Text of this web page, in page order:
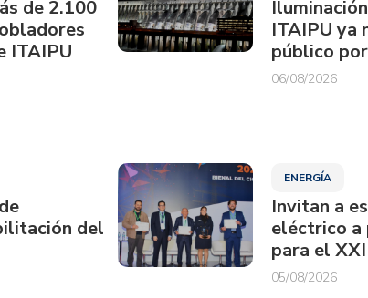
de 2.100
ITAIPU
ITAIPU ya
público
06/08/2026
del
ENERGÍA
Invitan a
eléctrico a
para el
05/08/2026